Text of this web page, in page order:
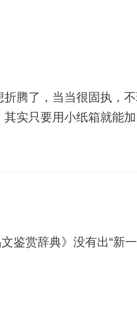
腾了，当当很固执，
实只要用小纸箱就能
鉴赏辞典》没有出“新